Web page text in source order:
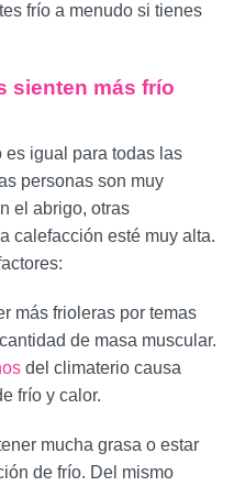
frío a menudo si tienes
sienten más frío
es igual para todas las
personas son muy
el abrigo, otras
calefacción esté muy alta.
más frioleras por temas
de masa muscular.
del climaterio causa
frío y calor.
mucha grasa o estar
de frío. Del mismo